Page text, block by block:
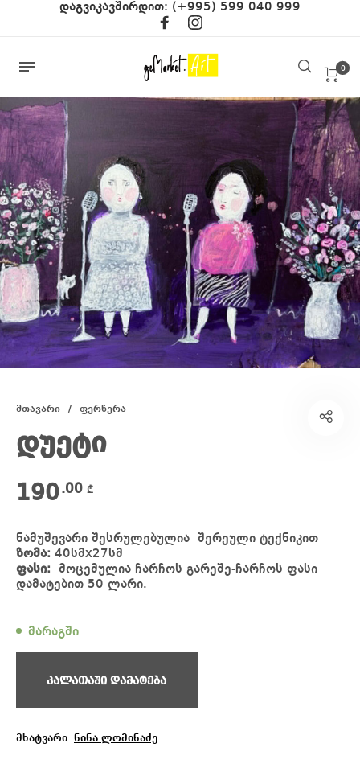
დაგვიკავშირდით: (+995) 599 040 999
0
მთავარი / ფერწერა
დუეტი
190.00 ₾
ნამუშევარი შესრულებულია შერეული ტექნიკით
ზომა: 40სმx27სმ
ფასი:
მოცემულია ჩარჩოს გარეშე-ჩარჩოს ფასი
დამატებით 50 ლარი.
მარაგში
კალათაში დამატება
მხატვარი: ნინა ლომინაძე